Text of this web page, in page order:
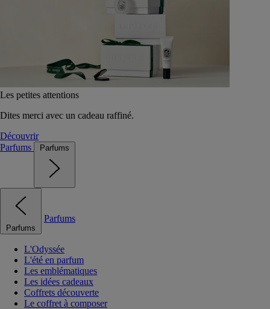
Les petites attentions
Dites merci avec un cadeau raffiné.
Découvrir
Parfums
Parfums
Parfums
Parfums
L'Odyssée
L'été en parfum
Les emblématiques
Les idées cadeaux
Coffrets découverte
Le coffret à composer